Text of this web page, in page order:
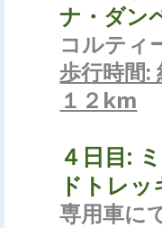
ナ・ダン
コルティ
歩行時間
１２km
４日目:
ドトレ
専用車に